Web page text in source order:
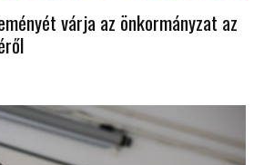
várja az önkormányzat az